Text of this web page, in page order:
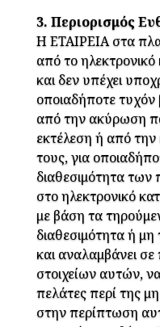
3. Περιορισμός
Η ΕΤΑΙΡΕΙΑ στα
από το
και δεν υπέχει
οποιαδήποτε
από την ακύρωση
εκτέλεση ή από
τους, για
διαθεσιμότητα των
στο ηλεκτρονικό
με βάση τα
διαθεσιμότητα ή
και αναλαμβάνει
στοιχείων αυτών,
πελάτες περί της
στην περίπτωση